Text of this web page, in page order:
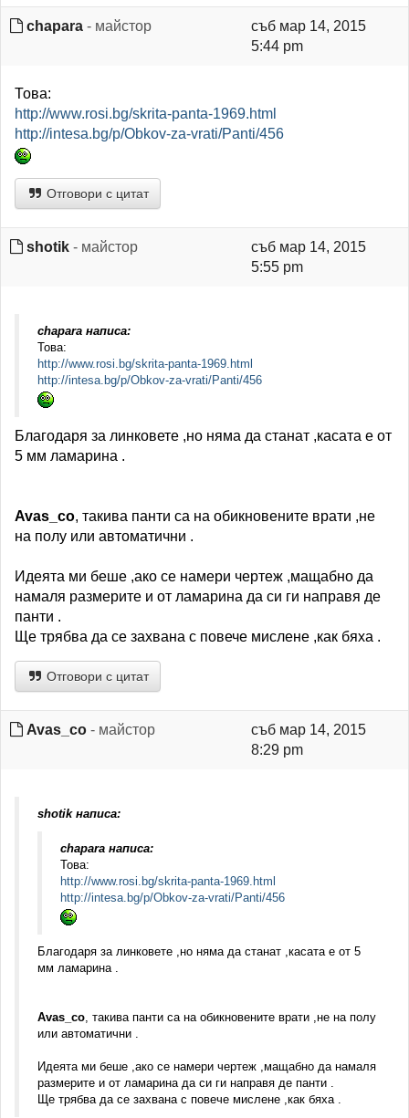
chapara - майстор
съб мар 14, 2015
5:44 pm
Това:
http://www.rosi.bg/skrita-panta-1969.html
http://intesa.bg/p/Obkov-za-vrati/Panti/456
Отговори с цитат
shotik - майстор
съб мар 14, 2015
5:55 pm
chapara написа:
Това:
http://www.rosi.bg/skrita-panta-1969.html
http://intesa.bg/p/Obkov-za-vrati/Panti/456
Благодаря за линковете ,но няма да станат ,касата е от
5 мм ламарина .
Avas_co, такива панти са на обикновените врати ,не
на полу или автоматични .
Идеята ми беше ,ако се намери чертеж ,мащабно да
намаля размерите и от ламарина да си ги направя де
панти .
Ще трябва да се захвана с повече мислене ,как бяха .
Отговори с цитат
Avas_co - майстор
съб мар 14, 2015
8:29 pm
shotik написа:
chapara написа:
Това:
http://www.rosi.bg/skrita-panta-1969.html
http://intesa.bg/p/Obkov-za-vrati/Panti/456
Благодаря за линковете ,но няма да станат ,касата е от 5
мм ламарина .
Avas_co, такива панти са на обикновените врати ,не на полу
или автоматични .
Идеята ми беше ,ако се намери чертеж ,мащабно да намаля
размерите и от ламарина да си ги направя де панти .
Ще трябва да се захвана с повече мислене ,как бяха .